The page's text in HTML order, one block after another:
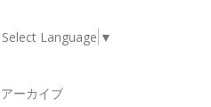
Select Language ▼
アーカイブ